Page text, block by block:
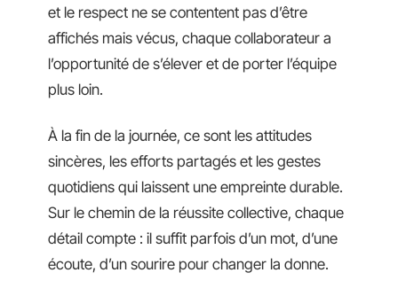
et le respect ne se contentent pas d’être
affichés mais vécus, chaque collaborateur a
l’opportunité de s’élever et de porter l’équipe
plus loin.
À la fin de la journée, ce sont les attitudes
sincères, les efforts partagés et les gestes
quotidiens qui laissent une empreinte durable.
Sur le chemin de la réussite collective, chaque
détail compte : il suffit parfois d’un mot, d’une
écoute, d’un sourire pour changer la donne.